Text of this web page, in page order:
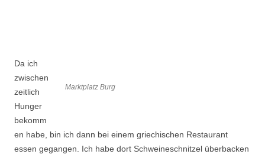
Marktplatz Burg
Da ich
zwischen
zeitlich
Hunger
bekomm
en habe, bin ich dann bei einem griechischen Restaurant
essen gegangen. Ich habe dort Schweineschnitzel überbacken